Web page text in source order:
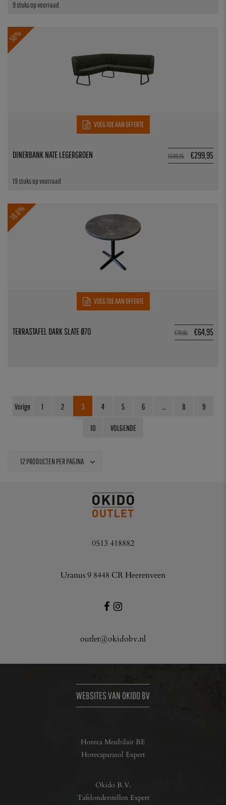
9 stuks op voorraad
50%
VOEG TOE AAN OFFERTE
€599,95 €299,95
19 stuks op voorraad
DINERBANK NATE LEGERGROEN
18.8%
VOEG TOE AAN OFFERTE
€79,95 €64,95
TERRASTAFEL DARK SLATE Ø70
Vorige 1 2 3 4 5 6 … 8 9
10 VOLGENDE
0513 418882
Uranus 9 8448 CR Heerenveen
outlet@okidobv.nl
WEBSITES VAN OKIDO BV
Horeca Meubilair BE
Horecaparasol Expert
Okido B.V.
Tafelonderstellen Expert